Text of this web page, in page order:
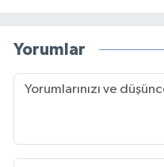
Yorumlar